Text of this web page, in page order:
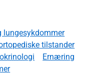
lungesykdommer
tilstander
Ernæring